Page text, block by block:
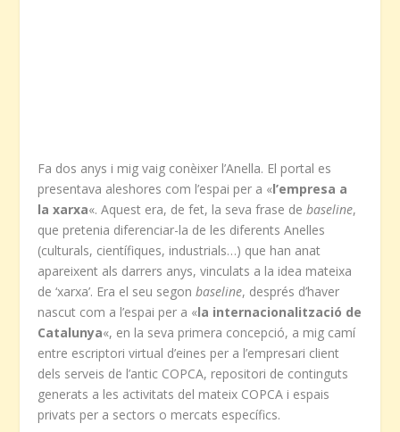
Fa dos anys i mig vaig conèixer l’Anella. El portal es
presentava aleshores com l’espai per a «l’empresa a
la xarxa«. Aquest era, de fet, la seva frase debaseline,
que pretenia diferenciar-la de les diferents Anelles
(culturals, científiques, industrials…) que han anat
apareixent als darrers anys, vinculats a la idea mateixa
de ‘xarxa’. Era el seu segonbaseline, després d’haver
nascut com a l’espai per a «la internacionalització de
Catalunya«, en la seva primera concepció, a mig camí
entre escriptori virtual d’eines per a l’empresari client
dels serveis de l’antic COPCA, repositori de continguts
generats a les activitats del mateix COPCA i espais
privats per a sectors o mercats específics.